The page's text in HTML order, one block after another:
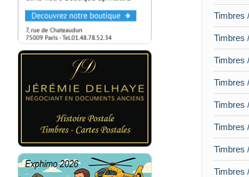
Timbres
Timbres
Timbres
Timbres
Timbres
Timbres
Timbres
Timbres